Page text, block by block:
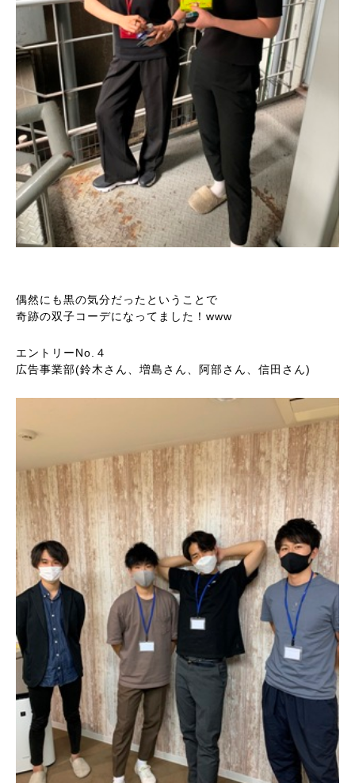
偶然にも黒の気分だったということで
奇跡の双子コーデになってました！www
エントリーNo.４
広告事業部(鈴木さん、増島さん、阿部さん、信田さん)